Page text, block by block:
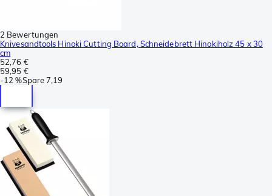
2 Bewertungen
Knivesandtools Hinoki Cutting Board, Schneidebrett Hinokiholz 45 x 30
cm
52,76 €
59,95 €
-12 %Spare7,19